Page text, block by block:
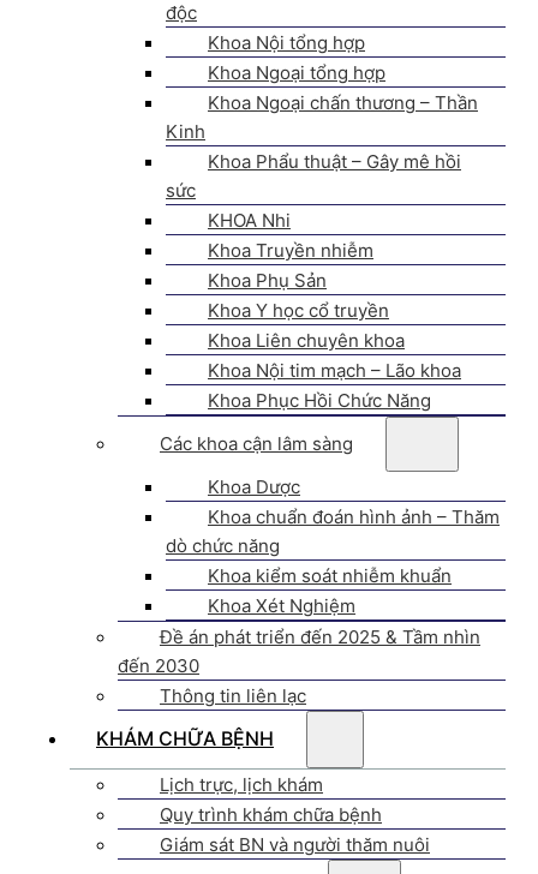
độc
Khoa Nội tổng hợp
Khoa Ngoại tổng hợp
Khoa Ngoại chấn thương – Thần
Kinh
Khoa Phẩu thuật – Gây mê hồi
sức
KHOA Nhi
Khoa Truyền nhiễm
Khoa Phụ Sản
Khoa Y học cổ truyền
Khoa Liên chuyên khoa
Khoa Nội tim mạch – Lão khoa
Khoa Phục Hồi Chức Năng
Các khoa cận lâm sàng
Khoa Dược
Khoa chuẩn đoán hình ảnh – Thăm
dò chức năng
Khoa kiểm soát nhiễm khuẩn
Khoa Xét Nghiệm
Đề án phát triển đến 2025 & Tầm nhìn
đến 2030
Thông tin liên lạc
KHÁM CHỮA BỆNH
Lịch trực, lịch khám
Quy trình khám chữa bệnh
Giám sát BN và người thăm nuôi